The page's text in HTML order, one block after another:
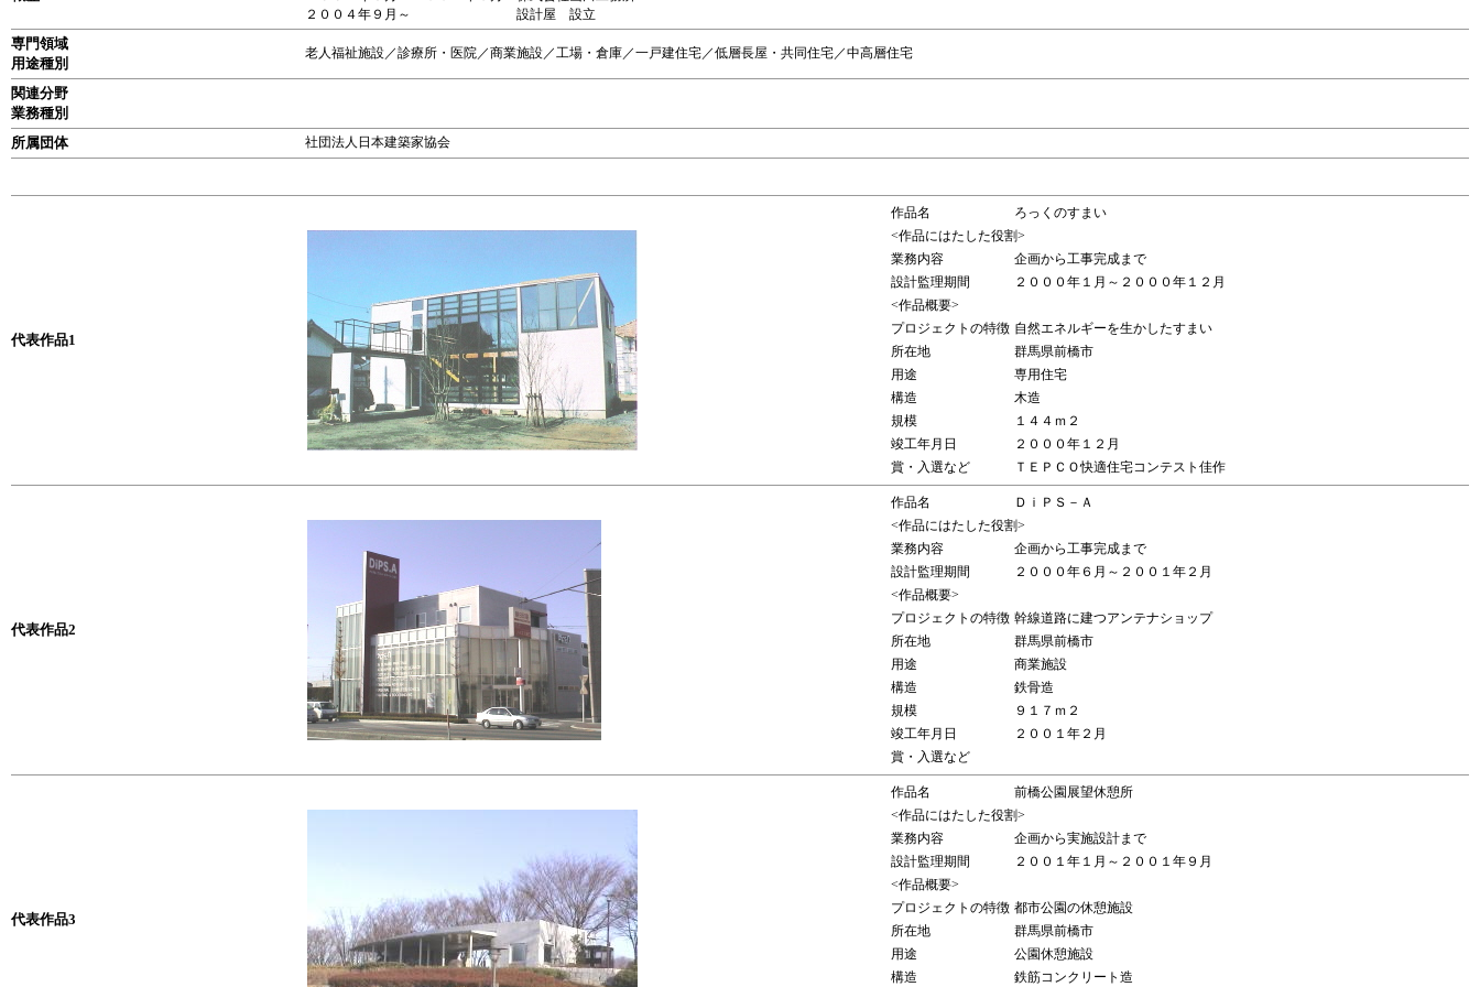
２００４年９月～ 設計屋 設立
専門領域
用途種別
老人福祉施設／診療所・医院／商業施設／工場・倉庫／一戸建住宅／低層長屋・共同住宅／中高層住宅
関連分野
業務種別
所属団体
社団法人日本建築家協会
代表作品1
作品名
ろっくのすまい
<作品にはたした役割>
業務内容
企画から工事完成まで
設計監理期間
２０００年１月～２０００年１２月
<作品概要>
プロジェクトの特徴 自然エネルギーを生かしたすまい
所在地
群馬県前橋市
用途
専用住宅
構造
木造
規模
１４４ｍ２
竣工年月日
２０００年１２月
賞・入選など
ＴＥＰＣＯ快適住宅コンテスト佳作
代表作品2
作品名
ＤｉＰＳ－Ａ
<作品にはたした役割>
業務内容
企画から工事完成まで
設計監理期間
２０００年６月～２００１年２月
<作品概要>
プロジェクトの特徴 幹線道路に建つアンテナショップ
所在地
群馬県前橋市
用途
商業施設
構造
鉄骨造
規模
９１７ｍ２
竣工年月日
２００１年２月
賞・入選など
代表作品3
作品名
前橋公園展望休憩所
<作品にはたした役割>
業務内容
企画から実施設計まで
設計監理期間
２００１年１月～２００１年９月
<作品概要>
プロジェクトの特徴 都市公園の休憩施設
所在地
群馬県前橋市
用途
公園休憩施設
構造
鉄筋コンクリート造